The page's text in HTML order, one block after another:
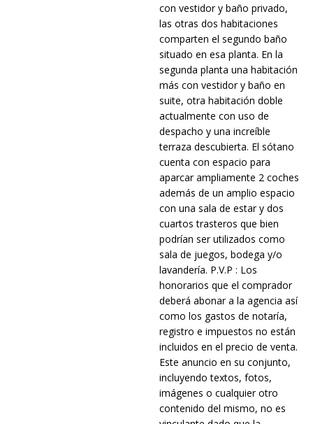
con vestidor y baño privado,
las otras dos habitaciones
comparten el segundo baño
situado en esa planta. En la
segunda planta una habitación
más con vestidor y baño en
suite, otra habitación doble
actualmente con uso de
despacho y una increíble
terraza descubierta. El sótano
cuenta con espacio para
aparcar ampliamente 2 coches
además de un amplio espacio
con una sala de estar y dos
cuartos trasteros que bien
podrían ser utilizados como
sala de juegos, bodega y/o
lavandería. P.V.P : Los
honorarios que el comprador
deberá abonar a la agencia así
como los gastos de notaría,
registro e impuestos no están
incluidos en el precio de venta.
Este anuncio en su conjunto,
incluyendo textos, fotos,
imágenes o cualquier otro
contenido del mismo, no es